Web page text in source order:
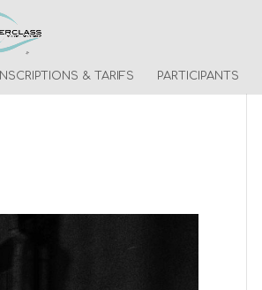
INSCRIPTIONS & TARIFS PARTICIPANTS